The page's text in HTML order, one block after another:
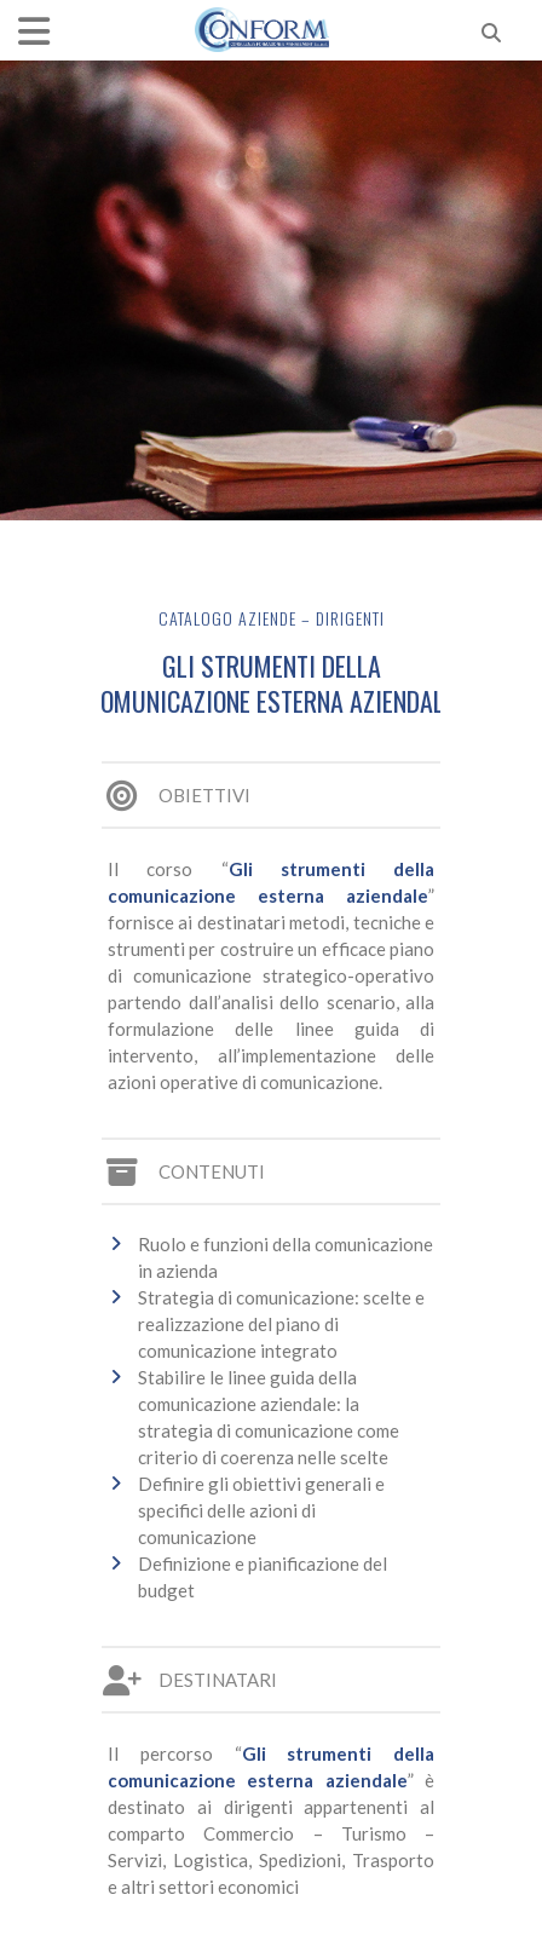
CATALOGO AZIENDE – DIRIGENTI
GLI STRUMENTI DELLA
COMUNICAZIONE ESTERNA AZIENDALE
OBIETTIVI
Il corso “Gli strumenti della
comunicazione esterna aziendale”
fornisce ai destinatari metodi, tecniche e
strumenti per costruire un efficace piano
di comunicazione strategico-operativo
partendo dall’analisi dello scenario, alla
formulazione delle linee guida di
intervento, all’implementazione delle
azioni operative di comunicazione.
CONTENUTI
Ruolo e funzioni della comunicazione
in azienda
Strategia di comunicazione: scelte e
realizzazione del piano di
comunicazione integrato
Stabilire le linee guida della
comunicazione aziendale: la
strategia di comunicazione come
criterio di coerenza nelle scelte
Definire gli obiettivi generali e
specifici delle azioni di
comunicazione
Definizione e pianificazione del
budget
DESTINATARI
Il percorso “Gli strumenti della
comunicazione esterna aziendale” è
destinato ai dirigenti appartenenti al
comparto Commercio – Turismo –
Servizi, Logistica, Spedizioni, Trasporto
e altri settori economici